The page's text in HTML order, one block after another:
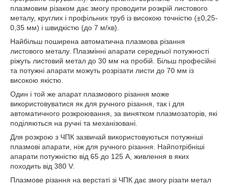
плазмовим різаком дає змогу проводити розкрій листового
металу, круглих і профільних труб із високою точністю (±0,25-
0,35 мм) і швидкістю (до 7 м/хв).
Найбільш поширена автоматична плазмова різання
листового металу. Плазмінні апарати середньої потужності
ріжуть листовий метал до 30 мм на пробій. Більш професійні
та потужні апарати можуть розрізати листи до 70 мм із
високою якістю.
Один і той же апарат плазмового різання може
використовуватися як для ручного різання, так і для
автоматичного розкроювання, за винятком плазмозаторів, які
поділяються на ручні та механізовані.
Для розкрою з ЧПК зазвичай використовуються потужніші
плазмові апарати, ніж для ручного різання. Найпотрібніші
апарати потужністю від 65 до 125 А, живлення в яких
походить від 380 V.
Плазмове різання на верстаті зі ЧПК дає змогу різати метал